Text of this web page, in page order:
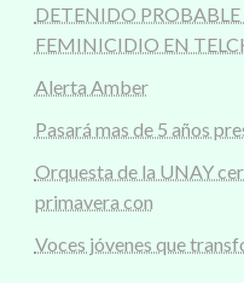
DETENIDO
FEMINICIDIO EN
Alerta Amber
Pasará mas de 5 años
Orquesta de la UNAY
primavera con
Voces jóvenes que